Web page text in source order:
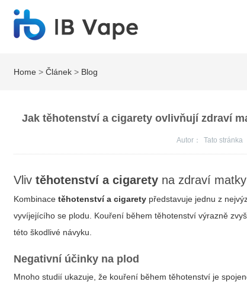
Home >Článek > Blog
Jak těhotenství a cigarety ovlivňují zdraví
Autor： Tato stránka
Vlivtěhotenství a cigarety na zdraví
Kombinacetěhotenství a cigarety představuje jednu z
vyvíjejícího se plodu. Kouření během těhotenství výrazně
této škodlivé návyku.
Negativní účinky na plod
Mnoho studií ukazuje, že kouření během těhotenství je